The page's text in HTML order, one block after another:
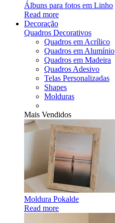
Álbuns para fotos em Linho
Read more
Decoração
Quadros Decorativos
Quadros em Acrílico
Quadros em Alumínio
Quadros em Madeira
Quadros Adesivo
Telas Personalizadas
Shapes
Molduras
Mais Vendidos
Moldura Pokalde
Read more